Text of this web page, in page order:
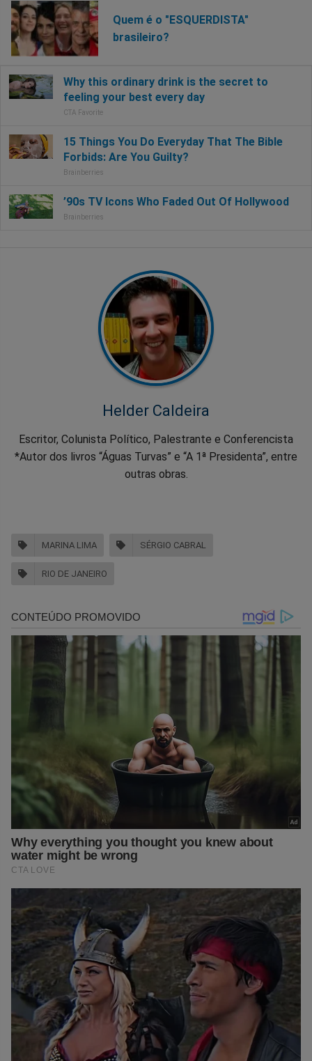
Quem é o "ESQUERDISTA"
brasileiro?
Helder Caldeira
Escritor, Colunista Político, Palestrante e Conferencista
*Autor dos livros “Águas Turvas” e “A 1ª Presidenta”, entre
outras obras.
MARINA LIMA SÉRGIO CABRAL
RIO DE JANEIRO